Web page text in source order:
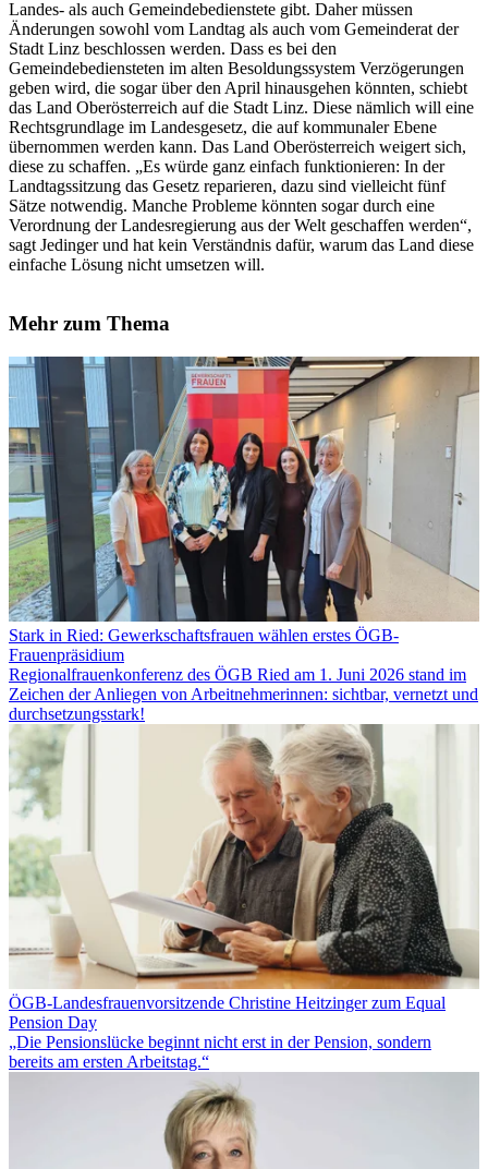
Landes- als auch Gemeindebedienstete gibt. Daher müssen
Änderungen sowohl vom Landtag als auch vom Gemeinderat der
Stadt Linz beschlossen werden. Dass es bei den
Gemeindebediensteten im alten Besoldungssystem Verzögerungen
geben wird, die sogar über den April hinausgehen könnten, schiebt
das Land Oberösterreich auf die Stadt Linz. Diese nämlich will eine
Rechtsgrundlage im Landesgesetz, die auf kommunaler Ebene
übernommen werden kann. Das Land Oberösterreich weigert sich,
diese zu schaffen. „Es würde ganz einfach funktionieren: In der
Landtagssitzung das Gesetz reparieren, dazu sind vielleicht fünf
Sätze notwendig. Manche Probleme könnten sogar durch eine
Verordnung der Landesregierung aus der Welt geschaffen werden“,
sagt Jedinger und hat kein Verständnis dafür, warum das Land diese
einfache Lösung nicht umsetzen will.
Mehr zum Thema
Stark in Ried: Gewerkschaftsfrauen wählen erstes ÖGB-
Frauenpräsidium
Regionalfrauenkonferenz des ÖGB Ried am 1. Juni 2026 stand im
Zeichen der Anliegen von Arbeitnehmerinnen: sichtbar, vernetzt und
durchsetzungsstark!
ÖGB-Landesfrauenvorsitzende Christine Heitzinger zum Equal
Pension Day
„Die Pensionslücke beginnt nicht erst in der Pension, sondern
bereits am ersten Arbeitstag.“